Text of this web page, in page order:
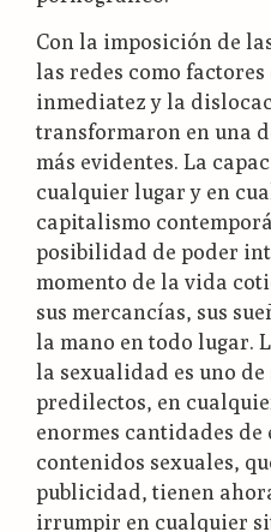
Con la imposición de
las redes como
inmediatez y la
transformaron en una
más evidentes. La
cualquier lugar y en
capitalismo
posibilidad de poder
momento de la vida
sus mercancías, sus
la mano en todo lugar.
la sexualidad es uno
predilectos, en
enormes cantidades de
contenidos sexuales,
publicidad, tienen
irrumpir en cualquier